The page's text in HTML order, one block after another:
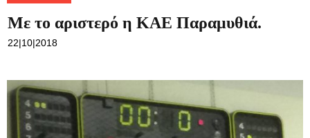
Με το αριστερό η ΚΑΕ Παραμυθιά.
22|10|2018